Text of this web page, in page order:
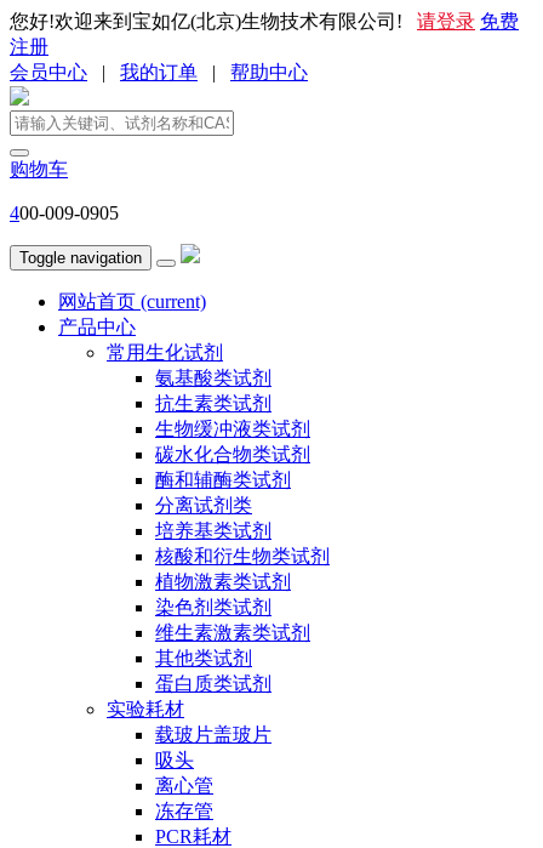
您好!欢迎来到宝如亿(北京)生物技术有限公司! 请登录 免费
注册
会员中心 | 我的订单 | 帮助中心
购物车
400-009-0905
Toggle navigation
网站首页 (current)
产品中心
常用生化试剂
氨基酸类试剂
抗生素类试剂
生物缓冲液类试剂
碳水化合物类试剂
酶和辅酶类试剂
分离试剂类
培养基类试剂
核酸和衍生物类试剂
植物激素类试剂
染色剂类试剂
维生素激素类试剂
其他类试剂
蛋白质类试剂
实验耗材
载玻片盖玻片
吸头
离心管
冻存管
PCR耗材